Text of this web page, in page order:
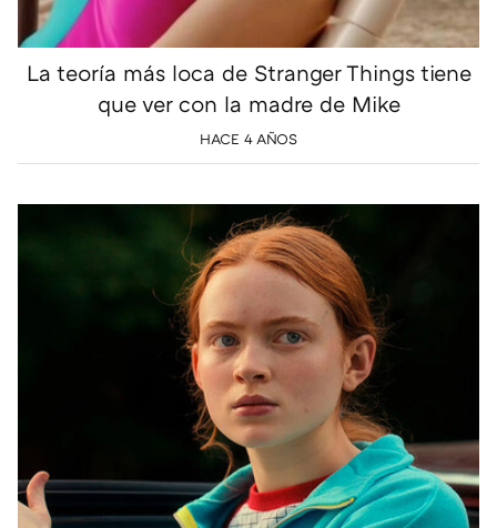
La teoría más loca de Stranger Things tiene
que ver con la madre de Mike
HACE 4 AÑOS